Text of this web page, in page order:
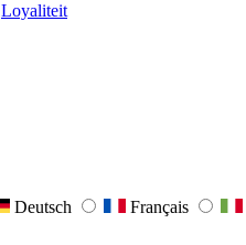
Loyaliteit
Deutsch Français